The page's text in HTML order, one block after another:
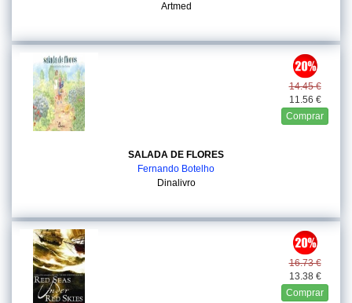
Artmed
14.45 €
11.56 €
Comprar
SALADA DE FLORES
Fernando Botelho
Dinalivro
16.73 €
13.38 €
Comprar